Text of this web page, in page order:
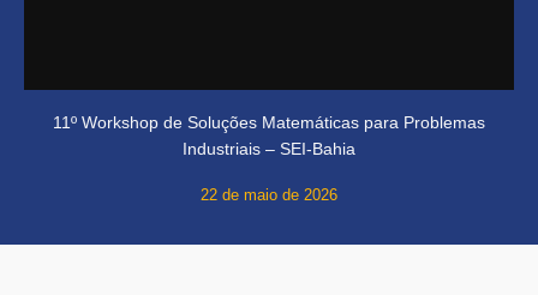
11º Workshop de Soluções Matemáticas para Problemas
Industriais – SEI-Bahia
22 de maio de 2026